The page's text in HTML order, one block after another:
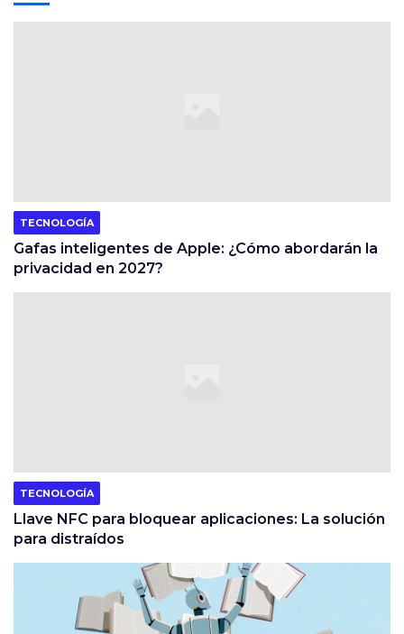
TECNOLOGÍA
Gafas inteligentes de Apple: ¿Cómo abordarán la
privacidad en 2027?
TECNOLOGÍA
Llave NFC para bloquear aplicaciones: La solución
para distraídos